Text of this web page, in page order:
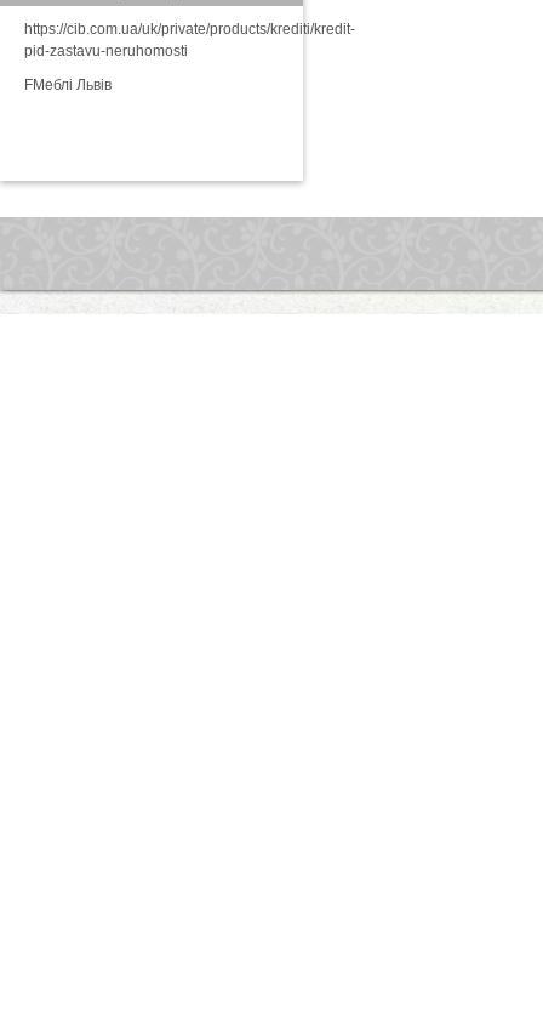
https://cib.com.ua/uk/private/products/krediti/kredit-
pid-zastavu-neruhomosti
FМеблі Львів